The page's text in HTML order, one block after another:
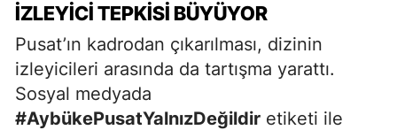
İZLEYICI TEPKISI BÜYÜYOR
Pusat’ın kadrodan çıkarılması, dizinin
izleyicileri arasında da tartışma yarattı.
Sosyal medyada
#AybükePusatYalnızDeğildir etiketi ile